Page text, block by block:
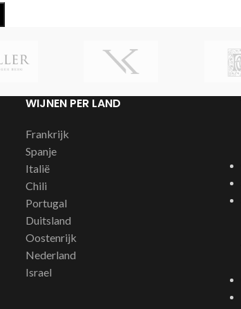
WIJNEN PER LAND
Frankrijk
Spanje
Italië
Chili
Portugal
Duitsland
Oostenrijk
Nederland
Israel